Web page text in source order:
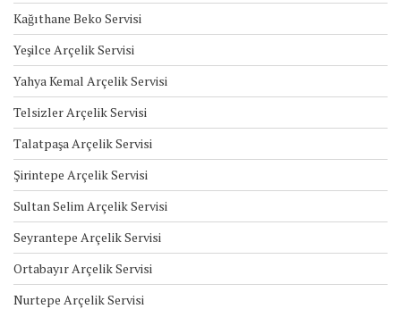
Kağıthane Beko Servisi
Yeşilce Arçelik Servisi
Yahya Kemal Arçelik Servisi
Telsizler Arçelik Servisi
Talatpaşa Arçelik Servisi
Şirintepe Arçelik Servisi
Sultan Selim Arçelik Servisi
Seyrantepe Arçelik Servisi
Ortabayır Arçelik Servisi
Nurtepe Arçelik Servisi